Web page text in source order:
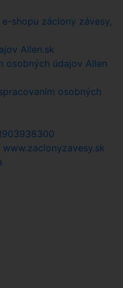
shopu záclony závesy,
Allen.sk
osobných údajov Allen
osobných